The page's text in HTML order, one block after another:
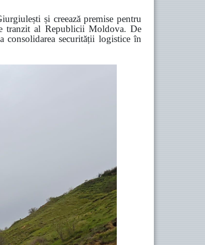
și creează premise pentru
tranzit al Republicii Moldova. De
consolidarea securității logistice în